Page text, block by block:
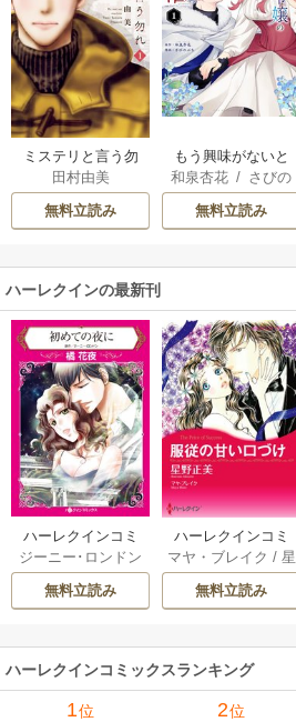
ミステリと言う勿
れ
田村由美
無料立読み
もう興味がないと
離婚された令嬢の
意外と楽しい新生
活
和泉杏花 / さびの
ぶち
無料立読み
ハーレクインの最新刊
ハーレクインコミ
ックス セット 202
6年 vol.1064 1巻
ジーニー･ロンドン
/橘花夜/メアリ
ー･ライアンズ
ーガン/星合操/ア
ン･ウィール/ 津寺
里可子
無料立読み
ハーレクインコミ
ックス セット 202
6年 vol.1002 1巻
マヤ・ブレイク / 星
野正美/ヘレン･ブ
ルックス/のわきね
ウェイ/一重夕子
無料立読み
ハーレクインコミックスランキング
1位 2位